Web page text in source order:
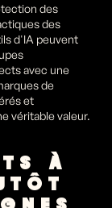
des
des
d'IA peuvent
avec une
de
et
véritable valeur.
À